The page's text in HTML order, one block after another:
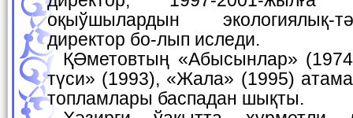
оқыўшылардын экологиялық-
директор бо-лып иследи.
ҚӘметовтың «Абысынлар» (1974), «Хәмелпараздың
түси» (1993), «Жала» (1995)
топламлары баспадан шықты.